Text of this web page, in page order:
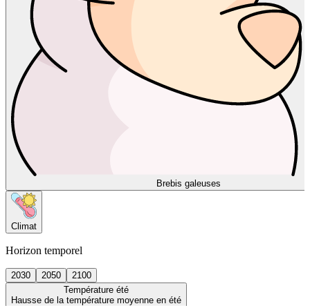
Brebis galeuses
Climat
Horizon temporel
2030 2050
2100
Température été
Hausse de la température moyenne en été